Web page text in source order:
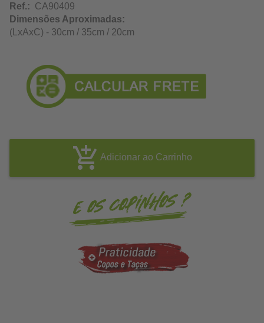
Ref.: CA90409
Dimensões Aproximadas:
(LxAxC) - 30cm / 35cm / 20cm
Adicionar ao Carrinho